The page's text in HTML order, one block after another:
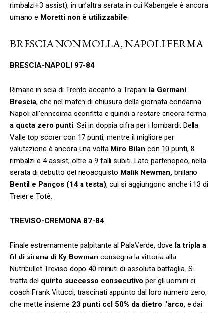
rimbalzi+3 assist), in un’altra serata in cui Kabengele è ancora
umano e Moretti non è utilizzabile.
BRESCIA NON MOLLA, NAPOLI FERMA
BRESCIA-NAPOLI 97-84
Rimane in scia di Trento accanto a Trapani la Germani
Brescia, che nel match di chiusura della giornata condanna
Napoli all’ennesima sconfitta e quindi a restare ancora ferma
a quota zero punti. Sei in doppia cifra per i lombardi: Della
Valle top scorer con 17 punti, mentre il migliore per
valutazione è ancora una volta Miro Bilan con 10 punti, 8
rimbalzi e 4 assist, oltre a 9 falli subiti. Lato partenopeo, nella
serata di debutto del neoacquisto Malik Newman, brillano
Bentil e Pangos (14 a testa), cui si aggiungono anche i 13 di
Treier e Totè.
TREVISO-CREMONA 87-84
Finale estremamente palpitante al PalaVerde, dove la tripla a
fil di sirena di Ky Bowman consegna la vittoria alla
Nutribullet Treviso dopo 40 minuti di assoluta battaglia. Si
tratta del quinto successo consecutivo per gli uomini di
coach Frank Vitucci, trascinati appunto dal loro numero zero,
che mette insieme 23 punti col 50% da dietro l’arco, e dai